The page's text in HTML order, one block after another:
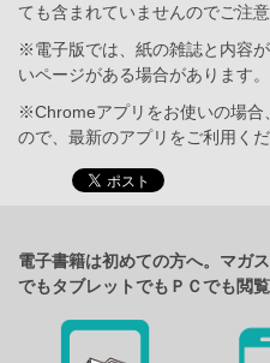
ても含まれていませんのでご注意
※電子版では、紙の雑誌と内容
いページがある場合があります。
※Chromeアプリをお使いの場合
ので、最新のアプリをご利用くだ
電子書籍は初めての方へ。マガ
でもタブレットでもＰＣでも閲覧